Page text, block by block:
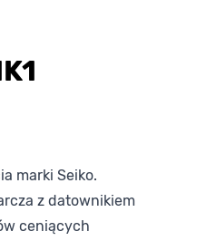
marki Seiko.
z datownikiem
ceniących